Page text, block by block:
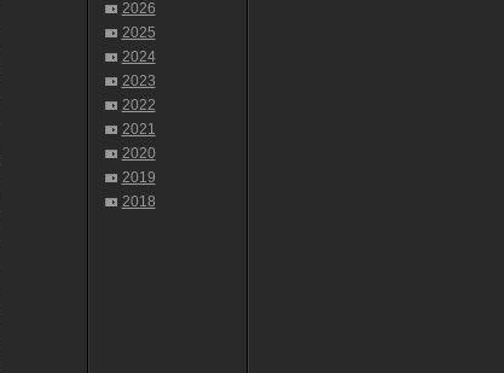
2026
2025
2024
2023
2022
2021
2020
2019
2018